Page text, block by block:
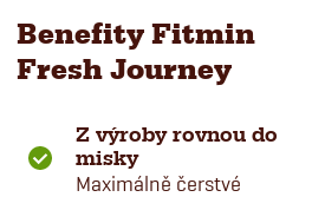
Benefity Fitmin
Fresh Journey
Z výroby rovnou do
misky
Maximálně čerstvé